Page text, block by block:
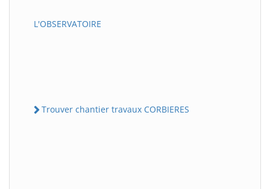
L'OBSERVATOIRE
Trouver chantier travaux CORBIERES